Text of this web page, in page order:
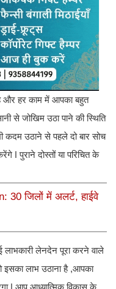
हर काम में आपका बहुत
से जोखिम उठा पाने की स्थिति
कदम उठाने से पहले दो बार सोच
ǀ पुराने दोस्तों या परिचित के
30 जिलों में अलर्ट, हाईवे
लेनदेन पूरा करने वाले
लाभ उठाना है ,आपका
ǀ आप आध्यात्मिक विकास के